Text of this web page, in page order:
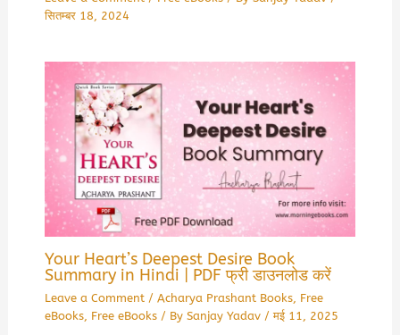
सितम्बर 18, 2024
Your Heart’s Deepest Desire Book
Summary in Hindi | PDF फ्री डाउनलोड करें
Leave a Comment / Acharya Prashant Books, Free
eBooks, Free eBooks/ By Sanjay Yadav /मई 11, 2025